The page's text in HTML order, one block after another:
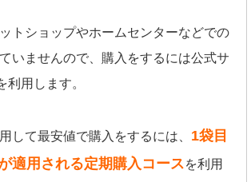
トショップやホームセンターなどでの
いませんので、購入をするには公式サ
利用します。
して最安値で購入をするには、 1袋目
適用される定期購入コースを利用